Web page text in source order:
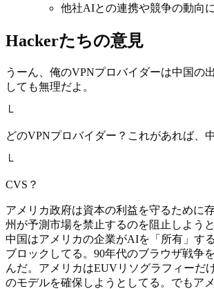
他社AIとの連携や競争の動向
Hackerたちの意見
うーん、俺のVPNプロバイダーは中国の
しても無理だよ。
└
どのVPNプロバイダー？これがあれば、
└
CVS？
アメリカ政府は資本の利益を守るために
州が予測市場を禁止するのを阻止しよう
中国はアメリカの企業がAIを「所有」す
ブロックしてる。90年代のブラウザ戦争
んだ。アメリカはEUVリソグラフィーだ
のモデルを確保しようとしてる。でもア